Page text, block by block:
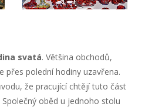
svatá. Většina obchodů,
přes polední hodiny uzavřena.
že pracující chtějí tuto část
oběd u jednoho stolu